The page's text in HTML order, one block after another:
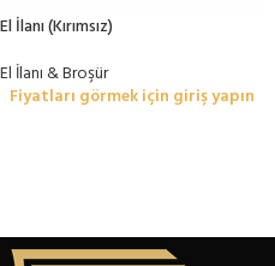
El İlanı (Kırımsız)
El İlanı & Broşür
Fiyatları görmek için giriş yapın